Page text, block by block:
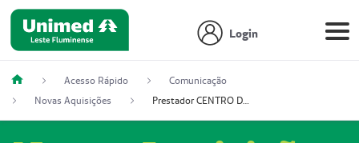
Login
Acesso Rápido
Comunicação
Novas Aquisições
Prestador CENTRO DE ONCOLOGIA